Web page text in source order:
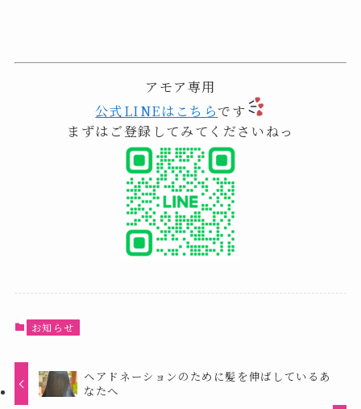
アモア専用
公式LINEはこちらです
まずはご登録してみてくださいねっ
お知らせ
ヘアドネーションのために髪を伸ばしているあ
なたへ